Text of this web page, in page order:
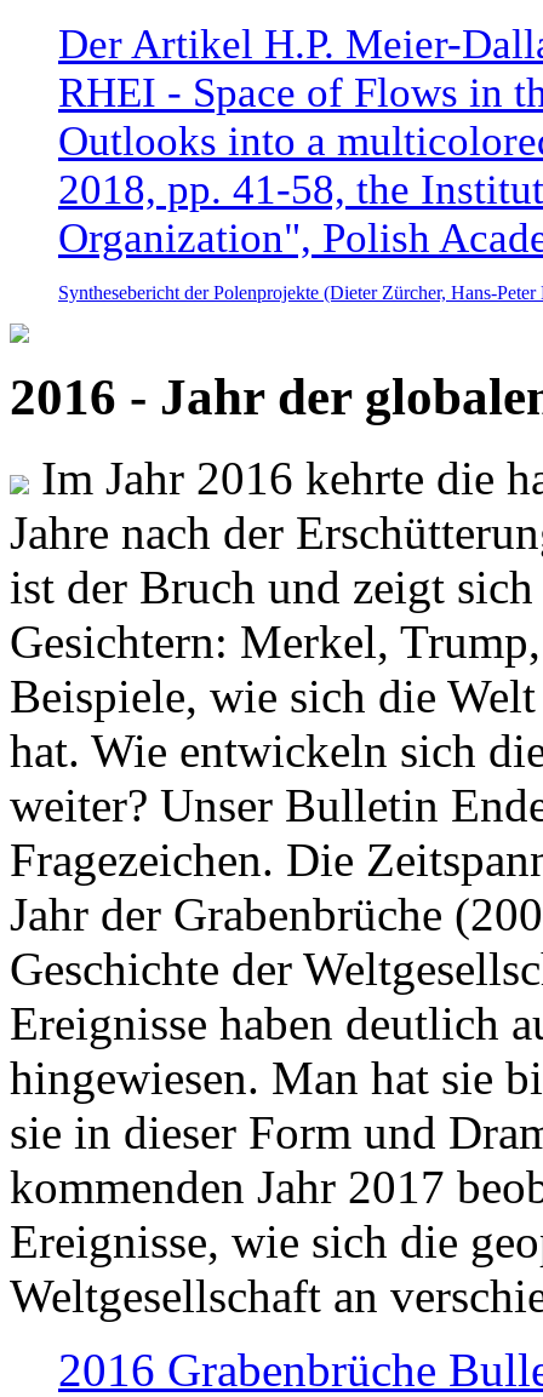
Der Artikel H.P. Meier-
RHEI - Space of Flows in
Outlooks into a
2018, pp. 41-58, the
Organization", Polish
Synthesebericht der Polenprojekte (Dieter Zürcher, Hans-
2016 - Jahr der
Im Jahr 2016 kehrte die
Jahre nach der
ist der Bruch und zeigt
Gesichtern: Merkel,
Beispiele, wie sich die
hat. Wie entwickeln sich
weiter? Unser Bulletin
Fragezeichen. Die
Jahr der Grabenbrüche
Geschichte der
Ereignisse haben deutlich
hingewiesen. Man hat sie
sie in dieser Form und
kommenden Jahr 2017
Ereignisse, wie sich die
Weltgesellschaft an
2016 Grabenbrüche